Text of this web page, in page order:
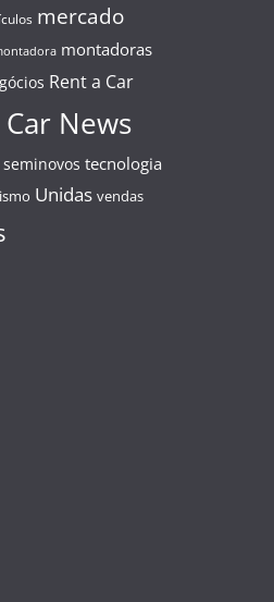
mercado
montadoras
Rent a Car
News
seminovos tecnologia
Unidas vendas